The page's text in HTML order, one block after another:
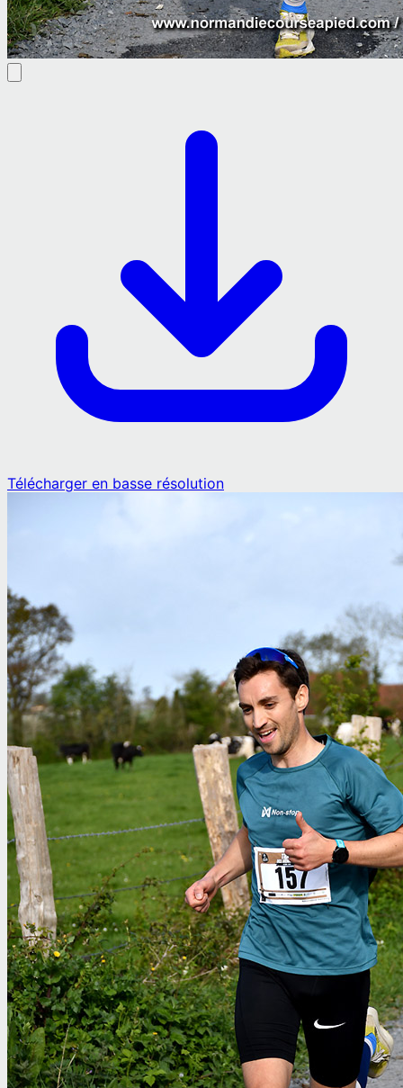
Télécharger en basse résolution